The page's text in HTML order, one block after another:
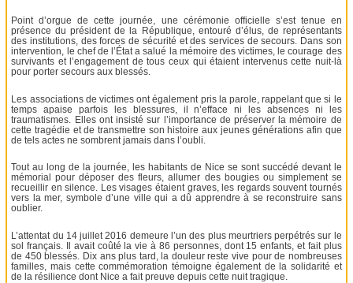
Point d’orgue de cette journée, une cérémonie officielle s’est tenue en
présence du président de la République, entouré d’élus, de représentants
des institutions, des forces de sécurité et des services de secours. Dans son
intervention, le chef de l’État a salué la mémoire des victimes, le courage des
survivants et l’engagement de tous ceux qui étaient intervenus cette nuit-là
pour porter secours aux blessés.
Les associations de victimes ont également pris la parole, rappelant que si le
temps apaise parfois les blessures, il n’efface ni les absences ni les
traumatismes. Elles ont insisté sur l’importance de préserver la mémoire de
cette tragédie et de transmettre son histoire aux jeunes générations afin que
de tels actes ne sombrent jamais dans l’oubli.
Tout au long de la journée, les habitants de Nice se sont succédé devant le
mémorial pour déposer des fleurs, allumer des bougies ou simplement se
recueillir en silence. Les visages étaient graves, les regards souvent tournés
vers la mer, symbole d’une ville qui a dû apprendre à se reconstruire sans
oublier.
L’attentat du 14 juillet 2016 demeure l’un des plus meurtriers perpétrés sur le
sol français. Il avait coûté la vie à 86 personnes, dont 15 enfants, et fait plus
de 450 blessés. Dix ans plus tard, la douleur reste vive pour de nombreuses
familles, mais cette commémoration témoigne également de la solidarité et
de la résilience dont Nice a fait preuve depuis cette nuit tragique.